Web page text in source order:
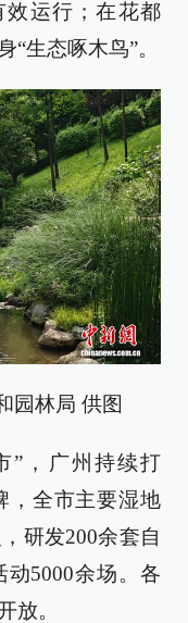
效运行；在花都
生态啄木鸟”。
园林局 供图
”，广州持续打
，全市主要湿地
研发200余套自
5000余场。各
放。